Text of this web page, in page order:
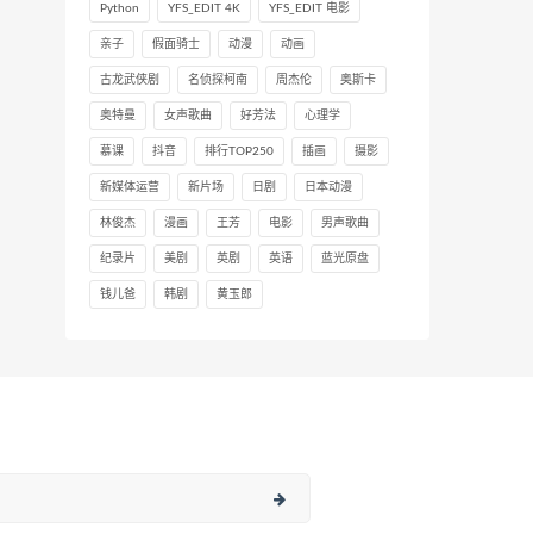
Python YFS_EDIT 4K YFS_EDIT 电影
亲子 假面骑士 动漫 动画
古龙武侠剧 名侦探柯南 周杰伦 奥斯卡
奥特曼 女声歌曲 好芳法 心理学
慕课 抖音 排行TOP250 插画 摄影
新媒体运营 新片场 日剧 日本动漫
林俊杰 漫画 王芳 电影 男声歌曲
纪录片 美剧 英剧 英语 蓝光原盘
钱儿爸 韩剧 黄玉郎